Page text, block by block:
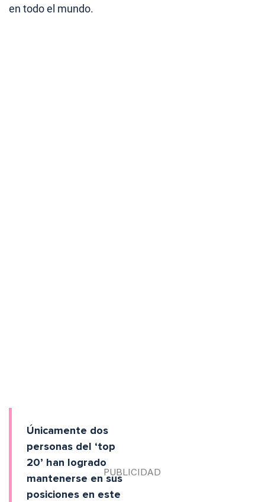
en todo el mundo.
Únicamente dos
personas del ‘top
20’ han logrado
mantenerse en sus
posiciones en este